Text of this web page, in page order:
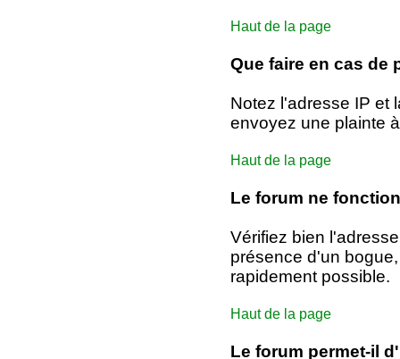
Haut de la page
Que faire en cas de
Notez l'adresse IP et
envoyez une plainte
Haut de la page
Le forum ne
Vérifiez bien
présence d'un
rapidement possible.
Haut de la page
Le forum permet-il